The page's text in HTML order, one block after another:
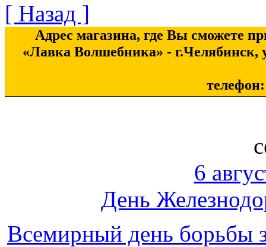
[ Назад ]
Адрес магазина, где Вы сможете
«Лавка Волшебника» - г.Челябинск,
6
День
Всемирный день борьбы